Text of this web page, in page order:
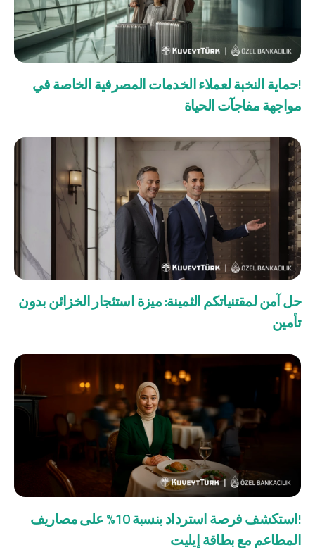
من نحن بوابة التمويل علاقات المستثمرين
مركز رضا العملاء
الفروع وأجهزة الصراف الآلي
رسوم المنتجات والخدمات
Türkçe
English
!حماية النخبة لعملاء الخدمات المصرفية الخاصة في
مواجهة مفاجآت الحياة
حل آمن لمقتنياتكم الثمينة: ميزة استئجار الخزائن بدون
تأمين
!استكشف فرصة استرداد بنسبة 10% على مصاريف
المطاعم مع بطاقة إيليت